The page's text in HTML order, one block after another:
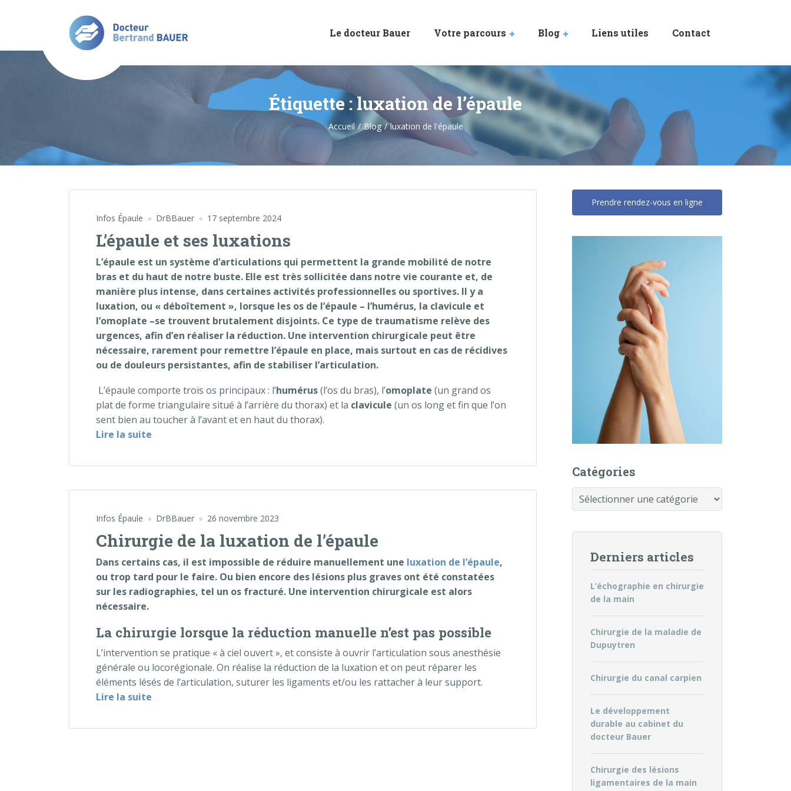
Le docteur Bauer Votre parcours Blog Liens utiles Contact
Étiquette :luxation de l’épaule
Accueil Blog luxation de l'épaule
Infos Épaule DrBBauer 17 septembre 2024
L’épaule et ses luxations
L’épaule est un système d’articulations qui permettent la grande mobilité de notre
bras et du haut de notre buste. Elle est très sollicitée dans notre vie courante et, de
manière plus intense, dans certaines activités professionnelles ou sportives. Il y a
luxation, ou « déboîtement », lorsque les os de l’épaule – l’humérus, la clavicule et
l’omoplate –se trouvent brutalement disjoints. Ce type de traumatisme relève des
urgences, afin d’en réaliser la réduction. Une intervention chirurgicale peut être
nécessaire, rarement pour remettre l’épaule en place, mais surtout en cas de récidives
ou de douleurs persistantes, afin de stabiliser l’articulation.
L’épaule comporte trois os principaux : l’humérus(l’os du bras), l’omoplate (un grand os
plat de forme triangulaire situé à l’arrière du thorax) et la clavicule (un os long et fin que l’on
sent bien au toucher à l’avant et en haut du thorax).
Lire la suite
Infos Épaule DrBBauer 26 novembre 2023
Chirurgie de la luxation de l’épaule
Dans certains cas, il est impossible de réduire manuellement une luxation de l’épaule,
ou trop tard pour le faire. Ou bien encore des lésions plus graves ont été constatées
sur les radiographies, tel un os fracturé. Une intervention chirurgicale est alors
nécessaire.
La chirurgie lorsque la réduction manuelle n’est pas possible
L’intervention se pratique « à ciel ouvert », et consiste à ouvrir l’articulation sous anesthésie
générale ou locorégionale. On réalise la réduction de la luxation et on peut réparer les
éléments lésés de l’articulation, suturer les ligaments et/ou les rattacher à leur support.
Lire la suite
Prendre rendez-vous en ligne
Catégories
Catégories
Derniers articles
L’échographie en chirurgie
de la main
Chirurgie de la maladie de
Dupuytren
Chirurgie du canal carpien
Le développement
durable au cabinet du
docteur Bauer
Chirurgie des lésions
ligamentaires de la main